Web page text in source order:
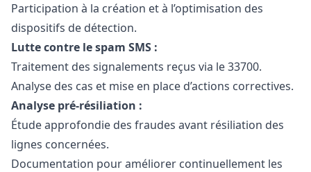
Participation à la création et à l’optimisation des
dispositifs de détection.
Lutte contre le spam SMS :
Traitement des signalements reçus via le 33700.
Analyse des cas et mise en place d’actions correctives.
Analyse pré-résiliation :
Étude approfondie des fraudes avant résiliation des
lignes concernées.
Documentation pour améliorer continuellement les